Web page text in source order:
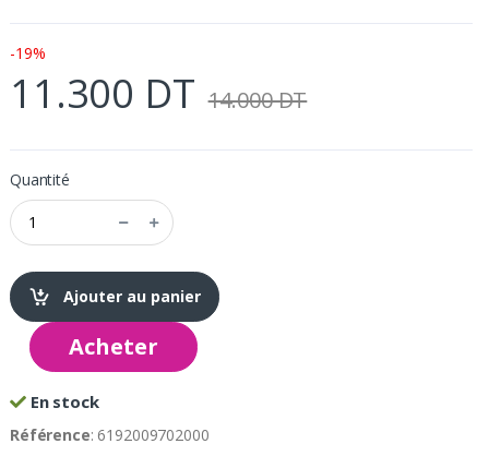
-19%
11.300 DT 14.000 DT
Quantité
Ajouter au panier
Acheter
En stock
Référence: 6192009702000